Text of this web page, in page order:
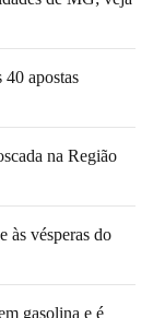
apostas
na Região
às vésperas do
gasolina e é